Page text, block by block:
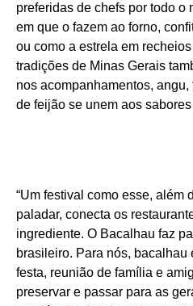
preferidas de chefs por todo o
em que o fazem ao forno,
ou como a estrela em
tradições de Minas Gerais
nos acompanhamentos,
de feijão se unem aos
“Um festival como esse, além
paladar, conecta os
ingrediente. O Bacalhau faz
brasileiro. Para nós, bacalhau
festa, reunião de família e
preservar e passar para as